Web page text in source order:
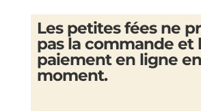
Les petites fées ne
pas la commande et
paiement en ligne
moment.